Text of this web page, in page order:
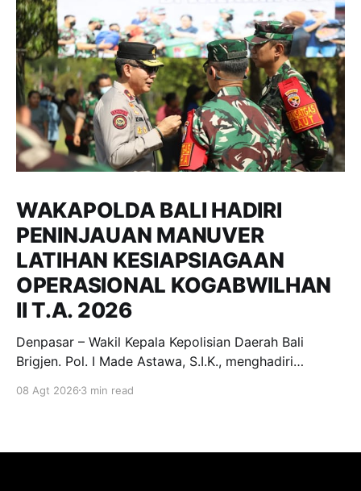
WAKAPOLDA BALI HADIRI
PENINJAUAN MANUVER
LATIHAN KESIAPSIAGAAN
OPERASIONAL KOGABWILHAN
II T.A. 2026
Denpasar – Wakil Kepala Kepolisian Daerah Bali
Brigjen. Pol. I Made Astawa, S.I.K., menghadiri
Latihan Kesiapsiagaan Operasional (LKO)
Mandala Renon, Denpasar. Sabtu, (8/8/2026).
08 Agt 2026 3 min read